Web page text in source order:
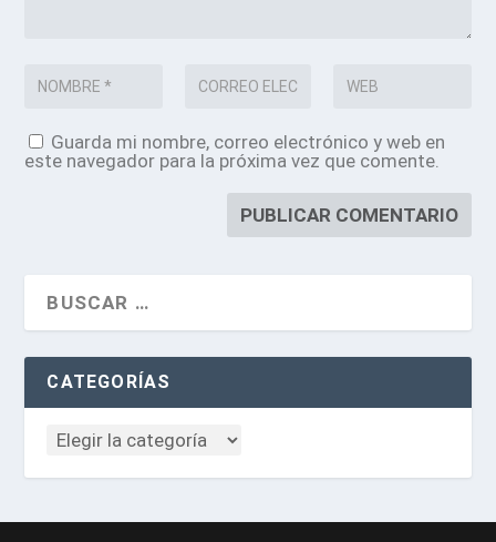
Guarda mi nombre, correo electrónico y web en
este navegador para la próxima vez que comente.
CATEGORÍAS